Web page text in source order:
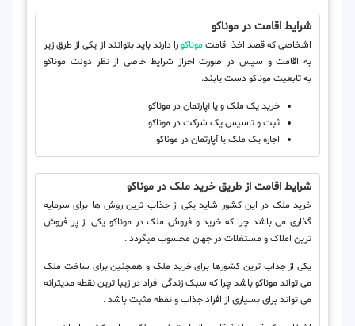
شرایط اقامت در موناکو
اشخاصی که قصد اخذ اقامتموناکورا دارند باید بتوانند از یکی از طرق زیر
به اقامت و سپس در صورت احراز شرایط خاصی از نظر دولت موناکو
به تابعیت موناکو دست یابند.
خرید یک ملک و یا آپارتمان در موناکو
ثبت و تاسیس یک شرکت در موناکو
اجاره یک ملک یا آپارتمان در موناکو
شرایط اقامت از طریق خرید ملک در موناکو
خرید ملک در این کشور شاید یکی از جذاب ترین روش ها برای سرمایه
گذاری می باشد چرا که خرید و فروش ملک در موناکو یکی از پر فروش
ترین املاک و مستغلات در جهان محسوب میگردد .
یکی از جذاب ترین کشورها برای خرید ملک و همچنین برای ساخت ملک
می تواند موناکو باشد چرا که سبک زندگی افراد در زیبا ترین نقطه مدیترانه
می تواند برای بسیاری از افراد جذاب و نقطه مثبت باشد .